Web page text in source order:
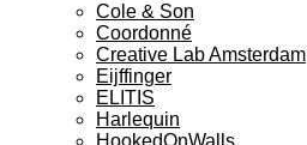
Cole & Son
Coordonné
Creative Lab Amsterdam
Eijffinger
ELITIS
Harlequin
HookedOnWalls